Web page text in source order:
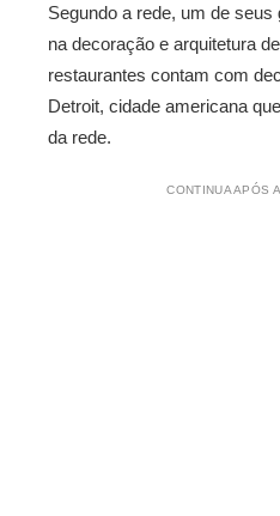
Segundo a rede, um de
na decoração e arquitetura
restaurantes contam com
Detroit, cidade americana
da rede.
CONTINUA APÓS